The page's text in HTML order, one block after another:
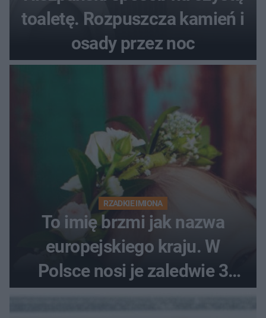
toaletę. Rozpuszcza kamień i
osady przez noc
RZADKIE IMIONA
To imię brzmi jak nazwa
europejskiego kraju. W
Polsce nosi je zaledwie 3
kobiety